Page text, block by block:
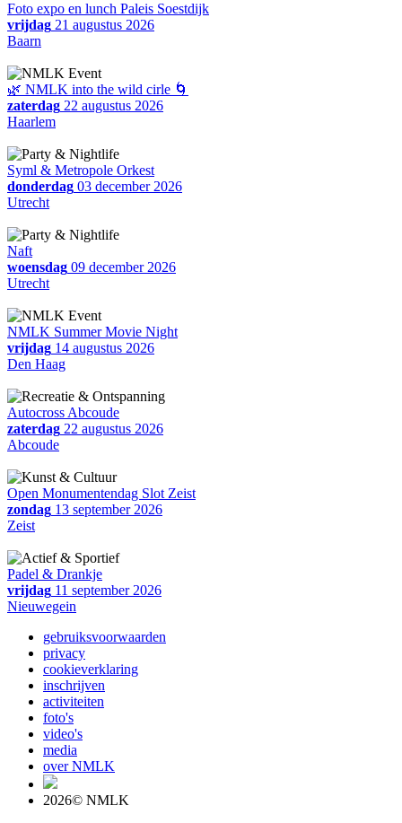
Foto expo en lunch Paleis Soestdijk
vrijdag 21 augustus 2026
Baarn
🌿 NMLK into the wild cirle 🌀
zaterdag 22 augustus 2026
Haarlem
Syml & Metropole Orkest
donderdag 03 december 2026
Utrecht
Naft
woensdag 09 december 2026
Utrecht
NMLK Summer Movie Night
vrijdag 14 augustus 2026
Den Haag
Autocross Abcoude
zaterdag 22 augustus 2026
Abcoude
Open Monumentendag Slot Zeist
zondag 13 september 2026
Zeist
Padel & Drankje
vrijdag 11 september 2026
Nieuwegein
gebruiksvoorwaarden
privacy
cookieverklaring
inschrijven
activiteiten
foto's
video's
media
over NMLK
2026© NMLK